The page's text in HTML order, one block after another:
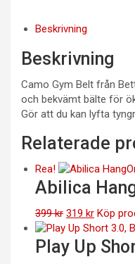
Beskrivning
Beskrivning
Camo Gym Belt från
och bekvämt bälte för
Gör att du kan lyfta
Relaterade
Rea!
Abilica
399kr Det
ursprungliga
priset
var:
319 krDet
priset
är:
Köp
Play Up